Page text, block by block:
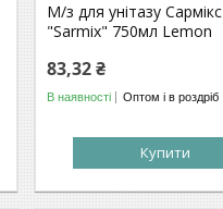
М/з для унітазу Сармікс
"Sarmix" 750мл Lemon
83,32 ₴
В наявності Оптом і в роздріб
Купити